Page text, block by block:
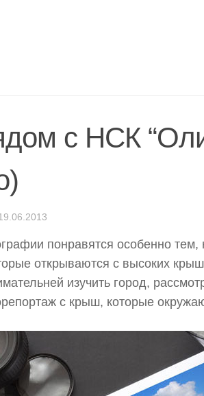
с НСК
понравятся особенно тем,
открываются с высоких
изучить город,
с крыш, которые